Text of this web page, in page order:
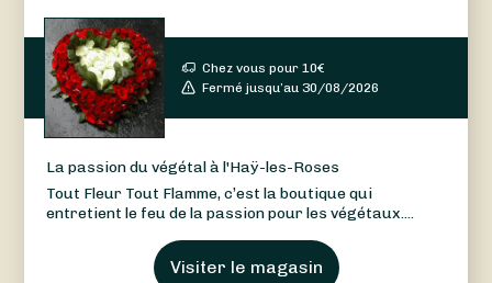
Chez vous pour10€
Fermé jusqu’au 30/08/2026
La passion du végétal à l'Haÿ-les-Roses
Tout Fleur Tout Flamme, c’est la boutique qui
entretient le feu de la passion pour les végétaux....
Visiter le magasin